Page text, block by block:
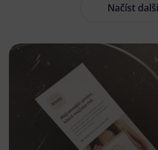
Načíst další